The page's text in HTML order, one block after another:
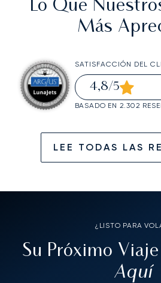
Lo Que
Más
SATISFACCIÓN DEL
4,8/5
BASADO EN 2.302
LEE TODAS LAS
¿LISTO PARA
Su Próximo Viaje
Aquí